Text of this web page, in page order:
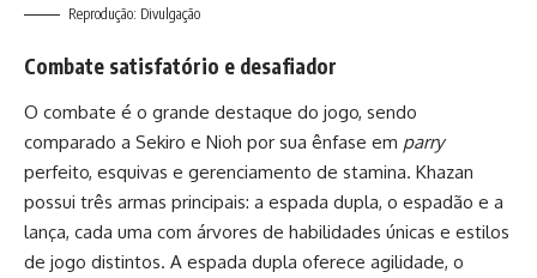
Reprodução: Divulgação
Combate satisfatório e desafiador
O combate é o grande destaque do jogo, sendo
comparado a Sekiro e Nioh por sua ênfase em parry
perfeito, esquivas e gerenciamento de stamina. Khazan
possui três armas principais: a espada dupla, o espadão e a
lança, cada uma com árvores de habilidades únicas e estilos
de jogo distintos. A espada dupla oferece agilidade, o